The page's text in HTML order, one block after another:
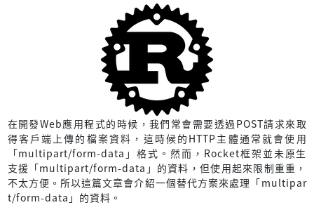
在開發Web應用程式的時候，我們常會需要透過POST請求來取
得客戶端上傳的檔案資料，這時候的HTTP主體通常就會使用
「multipart/form-data」格式。然而，Rocket框架並未原生
支援「multipart/form-data」的資料，但使用起來限制重重，
不太方便。所以這篇文章會介紹一個替代方案來處理「multipar
t/form-data」的資料。